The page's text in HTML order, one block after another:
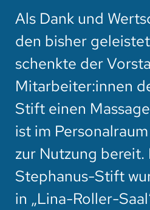
Als Dank und
den bisher
schenkte der
Mitarbeiter:innen
Stift einen
ist im
zur Nutzung bereit.
Stephanus-Stift
in „Lina-Roller-